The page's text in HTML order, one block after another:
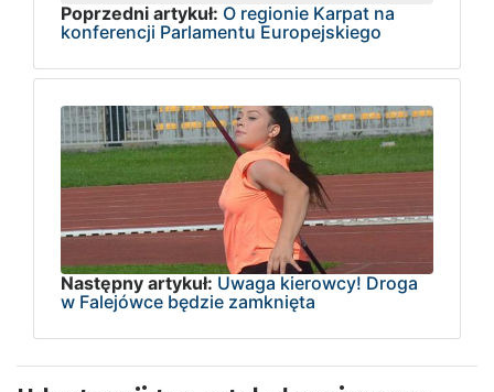
Poprzedni artykuł: O regionie Karpat na
konferencji Parlamentu Europejskiego
Następny artykuł: Uwaga kierowcy! Droga
w Falejówce będzie zamknięta